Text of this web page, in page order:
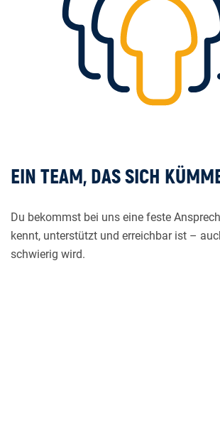
EIN TEAM, DAS SICH
Du bekommst bei uns eine feste
kennt, unterstützt und erreichbar ist –
schwierig wird.